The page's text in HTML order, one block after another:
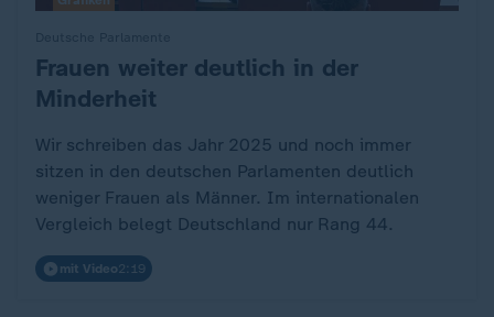
:Frauen weiter deutlich in der
Minderheit
Wir schreiben das Jahr 2025 und noch immer
sitzen in den deutschen Parlamenten deutlich
weniger Frauen als Männer. Im internationalen
Vergleich belegt Deutschland nur Rang 44.
mit Video2:19